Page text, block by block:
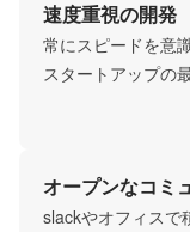
速度重視の開発
常にスピードを意
スタートアップの
オープンなコミ
slackやオフィスで